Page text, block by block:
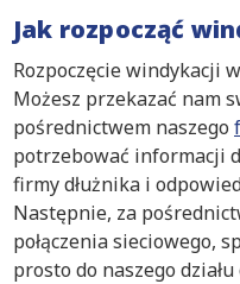
Jak rozpocząć
Rozpoczęcie windykacji
Możesz przekazać nam
pośrednictwem naszego
potrzebować informacji
firmy dłużnika i
Następnie, za
połączenia sieciowego,
prosto do naszego działu